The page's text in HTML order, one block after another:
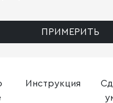
Инструкция
ПРИМЕРИТЬ